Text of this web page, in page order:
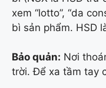
xem “lotto”, “da
bì sản phẩm. HSD
Bảo quản: Nơi
trời. Để xa tầm tay